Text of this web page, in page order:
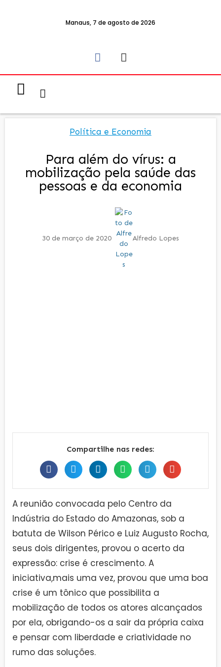
Manaus, 7 de agosto de 2026
Política e Economia
Para além do vírus: a
mobilização pela saúde das
pessoas e da economia
30 de março de 2020 Alfredo Lopes
Compartilhe nas redes:
A reunião convocada pelo Centro da
Indústria do Estado do Amazonas, sob a
batuta de Wilson Périco e Luiz Augusto Rocha,
seus dois dirigentes, provou o acerto da
expressão: crise é crescimento. A
iniciativa,mais uma vez, provou que uma boa
crise é um tônico que possibilita a
mobilização de todos os atores alcançados
por ela, obrigando-os a sair da própria caixa
e pensar com liberdade e criatividade no
rumo das soluções.